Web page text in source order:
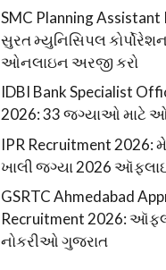
SMC Planning
સુરત મ્યુનિસિપલ
ઓનલાઇન અરજી કરો
IDBI Bank Specialist
2026: 33 જગ્યાઓ માટે
IPR Recruitment
ખાલી જગ્યા 2026
GSRTC Ahmedabad
Recruitment 2026:
નોકરીઓ ગુજરાત